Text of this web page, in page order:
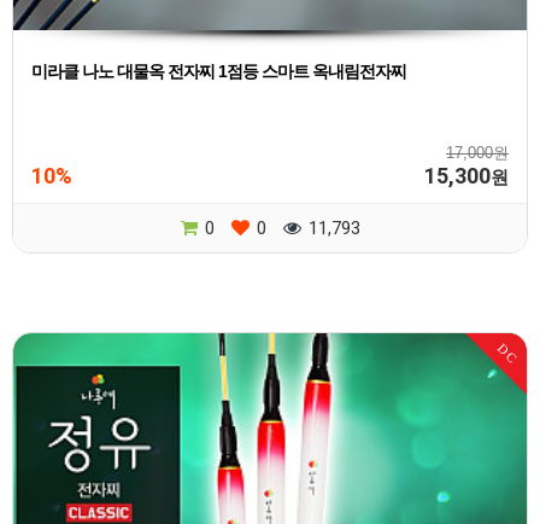
미라클 나노 대물옥 전자찌 1점등 스마트 옥내림전자찌
17,000원
10% 15,300원
0 0 11,793
DC